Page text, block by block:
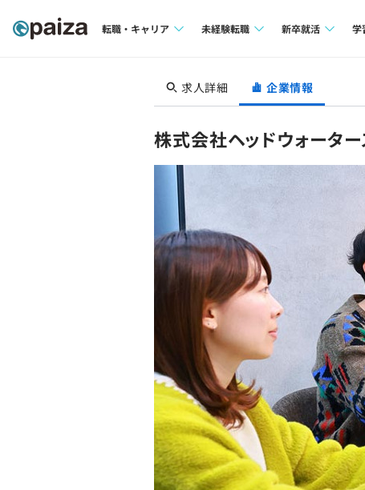
転職・キャリア
転職成功ガイド
転職エージェント
未経験転職
求人検索
転職成功ガイド
新卒就活
本選考
インターン
インタビュー
就活成功ガイド
学
求人詳細 企業情報
株式会社ヘッドウォータ